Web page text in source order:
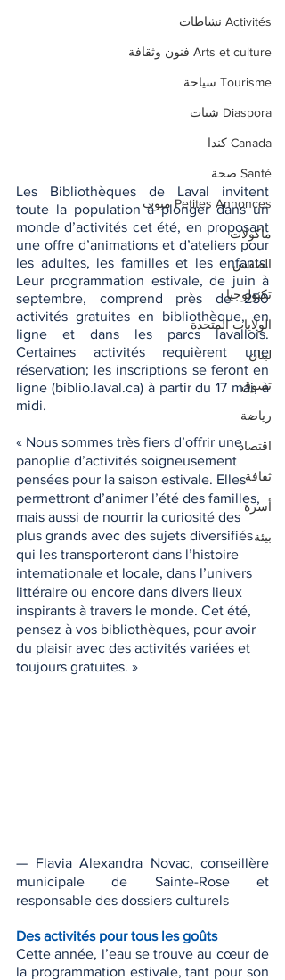
Activités نشاطات
Arts et culture فنون وثقافة
Tourisme سياحة
Diaspora شتات
Canada كندا
Santé صحة
Petites Annonces مبوب
مأكولات
الطقس
تكنولوجيا
الولايات المتحدة
لبنان
تسوق
رياضة
اقتصاد
ثقافة
أسرة
بيئة
Les Bibliothèques de Laval invitent
toute la population à plonger dans un
monde d’activités cet été, en proposant
une offre d’animations et d’ateliers pour
les adultes, les familles et les enfants.
Leur programmation estivale, de juin à
septembre, comprend près de 250
activités gratuites en bibliothèque, en
ligne et dans les parcs lavallois.
Certaines activités requièrent une
réservation; les inscriptions se feront en
ligne (biblio.laval.ca) à partir du 17 mai, à
midi.
« Nous sommes très fiers d’offrir une
panoplie d’activités soigneusement
pensées pour la saison estivale. Elles
permettront d’animer l’été des familles,
mais aussi de nourrir la curiosité des
plus grands avec des sujets diversifiés
qui les transporteront dans l’histoire
internationale et locale, dans l’univers
littéraire ou encore dans divers lieux
inspirants à travers le monde. Cet été,
pensez à vos bibliothèques, pour avoir
du plaisir avec des activités variées et
toujours gratuites. »
— Flavia Alexandra Novac, conseillère
municipale de Sainte-Rose et
responsable des dossiers culturels
Des activités pour tous les goûts
​Cette année, l’eau se trouve au cœur de
la programmation estivale, tant pour son